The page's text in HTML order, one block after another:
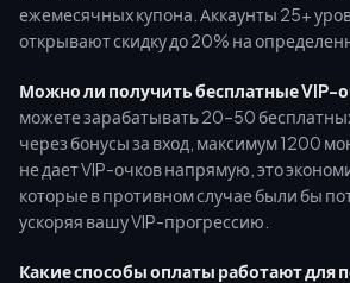
ежемесячных купона. Аккаунты 25+
открывают скидку до 20% на
Можно ли получить бесплатные VIP-
можете зарабатывать 20–50
через бонусы за вход, максимум 1200
не дает VIP-очков напрямую, это
которые в противном случае были бы
ускоряя вашу VIP-прогрессию.
Какие способы оплаты работают для